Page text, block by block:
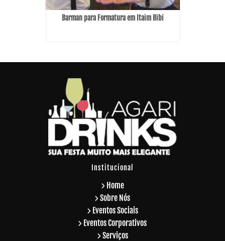
Barman para Formatura em Itaim Bibi
Institucional
Home
Sobre Nós
Eventos Sociais
Eventos Corporativos
Serviços